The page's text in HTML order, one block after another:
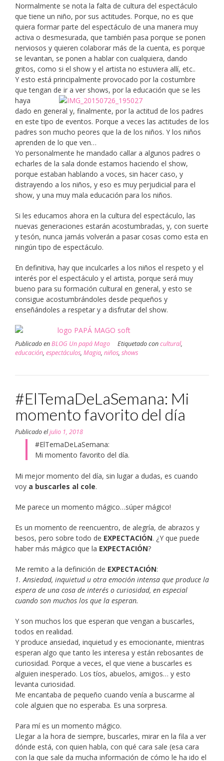
Normalmente se nota la falta de cultura del espectáculo
que tiene un niño, por sus actitudes. Porque, no es que
quiera formar parte del espectáculo de una manera muy
activa o desmesurada, que también pasa porque se ponen
nerviosos y quieren colaborar más de la cuenta, es porque
se levantan, se ponen a hablar con cualquiera, dando
gritos, como si el show y el artista no estuviera allí, etc..
Y esto está principalmente provocado por la costumbre
que tengan de ir a ver shows, por la educación que se les
haya
dado en general y, finalmente, por la actitud de los padres
en este tipo de eventos. Porque a veces las actitudes de los
padres son mucho peores que la de los niños. Y los niños
aprenden de lo que ven…
Yo personalmente he mandado callar a algunos padres o
echarles de la sala donde estamos haciendo el show,
porque estaban hablando a voces, sin hacer caso, y
distrayendo a los niños, y eso es muy perjudicial para el
show, y una muy mala educación para los niños.
Si les educamos ahora en la cultura del espectáculo, las
nuevas generaciones estarán acostumbradas, y, con suerte
y tesón, nunca jamás volverán a pasar cosas como esta en
ningún tipo de espectáculo.
En definitiva, hay que inculcarles a los niños el respeto y el
interés por el espectáculo y el artista, porque será muy
bueno para su formación cultural en general, y esto se
consigue acostumbrándoles desde pequeños y
enseñándoles a respetar y a disfrutar del show.
Publicado enBLOG Un papá Mago Etiquetado concultural,
educación, espectáculos, Magia, niños, shows
#ElTemaDeLaSemana: Mi
momento favorito del día
Publicado eljulio 1, 2018
#ElTemaDeLaSemana:
Mi momento favorito del día.
Mi mejor momento del día, sin lugar a dudas, es cuando
voy a buscarles al cole.
Me parece un momento mágico…súper mágico!
Es un momento de reencuentro, de alegría, de abrazos y
besos, pero sobre todo de EXPECTACIÓN. ¿Y que puede
haber más mágico que la EXPECTACIÓN?
Me remito a la definición de EXPECTACIÓN:
1. Ansiedad, inquietud u otra emoción intensa que produce la
espera de una cosa de interés o curiosidad, en especial
cuando son muchos los que la esperan.
Y son muchos los que esperan que vengan a buscarles,
todos en realidad.
Y produce ansiedad, inquietud y es emocionante, mientras
esperan algo que tanto les interesa y están rebosantes de
curiosidad. Porque a veces, el que viene a buscarles es
alguien inesperado. Los tíos, abuelos, amigos… y esto
levanta curiosidad.
Me encantaba de pequeño cuando venía a buscarme al
cole alguien que no esperaba. Es una sorpresa.
Para mí es un momento mágico.
Llegar a la hora de siempre, buscarles, mirar en la fila a ver
dónde está, con quien habla, con qué cara sale (esa cara
con la que sale da mucha información de cómo le ha ido el